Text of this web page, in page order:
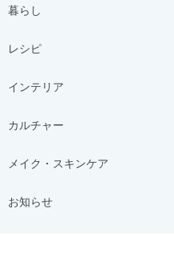
暮らし
レシピ
インテリア
カルチャー
メイク・スキンケア
お知らせ